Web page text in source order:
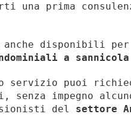
una prima
anche disponibili
a sannicola
servizio puoi
senza impegno
del settore